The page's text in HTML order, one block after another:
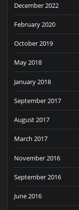
December 2022
February 2020
October 2019
May 2018
January 2018
September 2017
August 2017
March 2017
November 2016
September 2016
June 2016